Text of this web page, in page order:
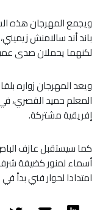
ويجمع المهرجان هذه
باند أند سالامنش
لكنهما يحملان صدى
ويعد المهرجان زواره
المعلم حميد القصري،
إفريقية مشتركة.
كما سيستقبل عازف الباص
أسماء لمنور كضيفة شرف
امتدادا لحوار فني بدأ